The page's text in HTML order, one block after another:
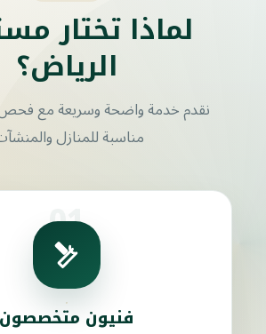
لماذا تختار
الرياض؟
نقدم خدمة واضحة وسريعة مع
مناسبة للمنازل
01
فنيون متخصصون